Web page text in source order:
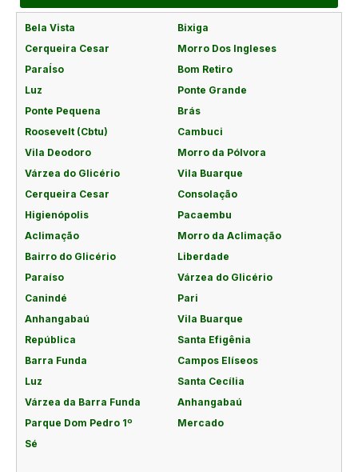
Bela Vista
Bixiga
Cerqueira Cesar
Morro Dos Ingleses
ParaÍso
Bom Retiro
Luz
Ponte Grande
Ponte Pequena
Brás
Roosevelt (Cbtu)
Cambuci
Vila Deodoro
Morro da Pólvora
Várzea do Glicério
Vila Buarque
Cerqueira Cesar
Consolação
Higienópolis
Pacaembu
Aclimação
Morro da Aclimação
Bairro do Glicério
Liberdade
Paraíso
Várzea do Glicério
Canindé
Pari
Anhangabaú
Vila Buarque
República
Santa Efigênia
Barra Funda
Campos Elíseos
Luz
Santa Cecília
Várzea da Barra Funda
Anhangabaú
Parque Dom Pedro 1º
Mercado
Sé